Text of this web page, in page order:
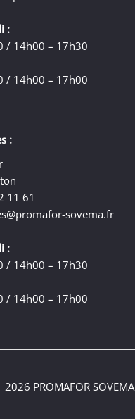
:
/ 14h00 – 17h30
/ 14h00 – 17h00
:
11 61
sovema.fr
:
/ 14h00 – 17h30
/ 14h00 – 17h00
PROMAFOR SOVEMA